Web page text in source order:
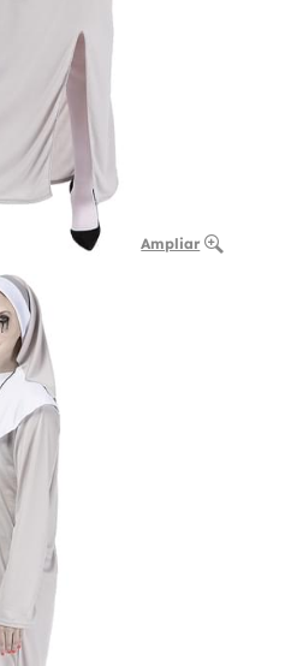
Ampliar